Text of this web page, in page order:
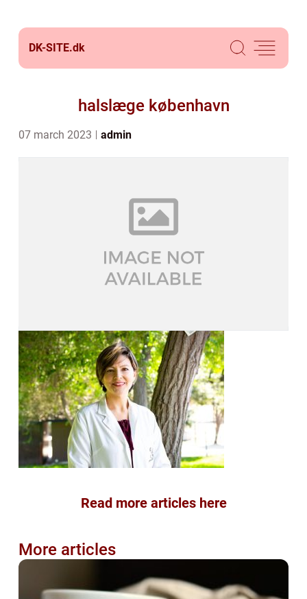
DK-SITE.dk
halslæge københavn
07 march 2023 admin
Read more articles here
More articles